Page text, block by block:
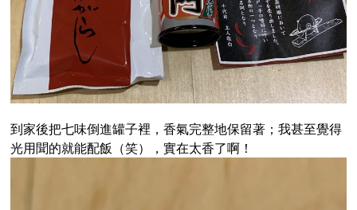
到家後把七味倒進罐子裡，香氣完整地保留著；我甚至覺得
光用聞的就能配飯（笑），實在太香了啊！